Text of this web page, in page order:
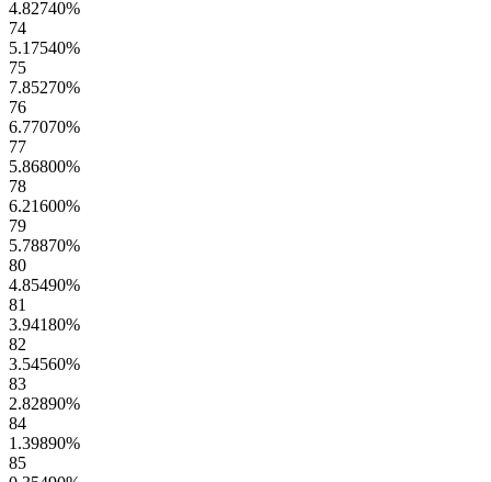
4.82740%
74
5.17540%
75
7.85270%
76
6.77070%
77
5.86800%
78
6.21600%
79
5.78870%
80
4.85490%
81
3.94180%
82
3.54560%
83
2.82890%
84
1.39890%
85